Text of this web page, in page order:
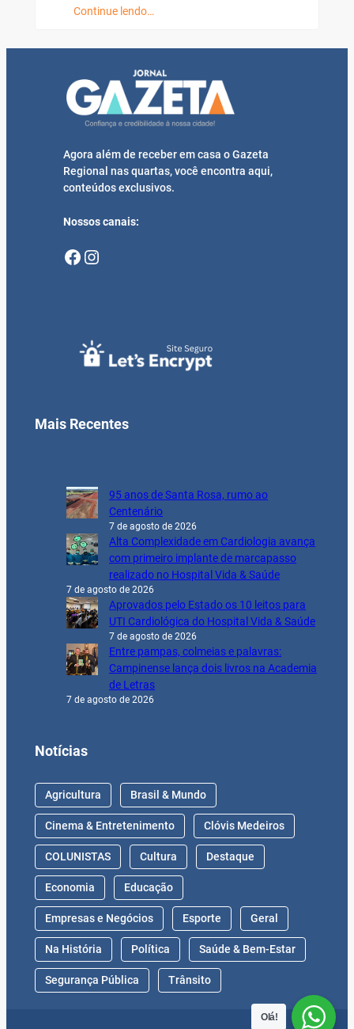
Continue lendo…
Agora além de receber em casa o Gazeta
Regional nas quartas, você encontra aqui,
conteúdos exclusivos.
Nossos canais:
Facebook Instagram
Mais Recentes
95 anos de Santa Rosa, rumo ao
Centenário
7 de agosto de 2026
Alta Complexidade em Cardiologia avança
com primeiro implante de marcapasso
realizado no Hospital Vida & Saúde
7 de agosto de 2026
Aprovados pelo Estado os 10 leitos para
UTI Cardiológica do Hospital Vida & Saúde
7 de agosto de 2026
Entre pampas, colmeias e palavras:
Campinense lança dois livros na Academia
de Letras
7 de agosto de 2026
Notícias
Agricultura Brasil & Mundo
Cinema & Entretenimento Clóvis Medeiros
COLUNISTAS Cultura Destaque
Economia Educação
Empresas e Negócios Esporte Geral
Na História Política Saúde & Bem-Estar
Segurança Pública Trânsito
Olá!